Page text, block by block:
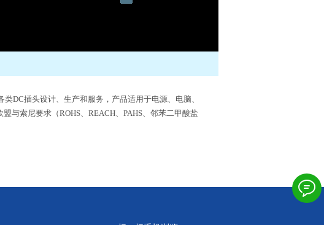
DC插头设计、生产和服务，产品适用于电源、电脑、
与索尼要求（ROHS、REACH、PAHS、邻苯二甲酸盐